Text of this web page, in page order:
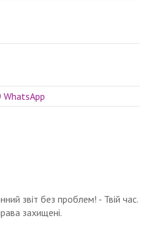
WhatsApp
звіт без проблем! - Твій час.
захищені.